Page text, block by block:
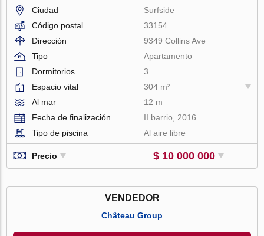
Ciudad
Surfside
Código postal
33154
Dirección
9349 Collins Ave
Tipo
Apartamento
Dormitorios
3
Espacio vital
304 m²
Al mar
12 m
Fecha de finalización
II barrio, 2016
Tipo de piscina
Al aire libre
Precio $ 10 000 000
VENDEDOR
Château Group